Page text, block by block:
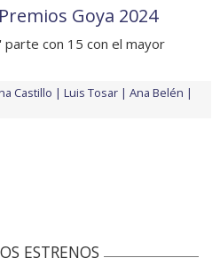
Goya 2024
con 15 con el mayor
Castillo Luis Tosar
Ana Belén
ESTRENOS